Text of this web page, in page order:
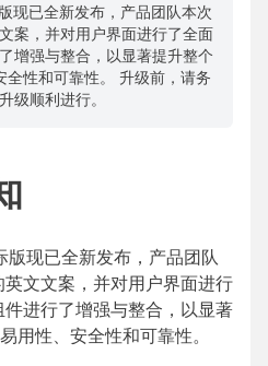
现已全新发布，产品团队本次
案，并对用户界面进行了全面
增强与整合，以显著提升整个
性和可靠性。 升级前，请务
级顺利进行。
现已全新发布，产品团队
文文案，并对用户界面进行
进行了增强与整合，以显著
用性、安全性和可靠性。